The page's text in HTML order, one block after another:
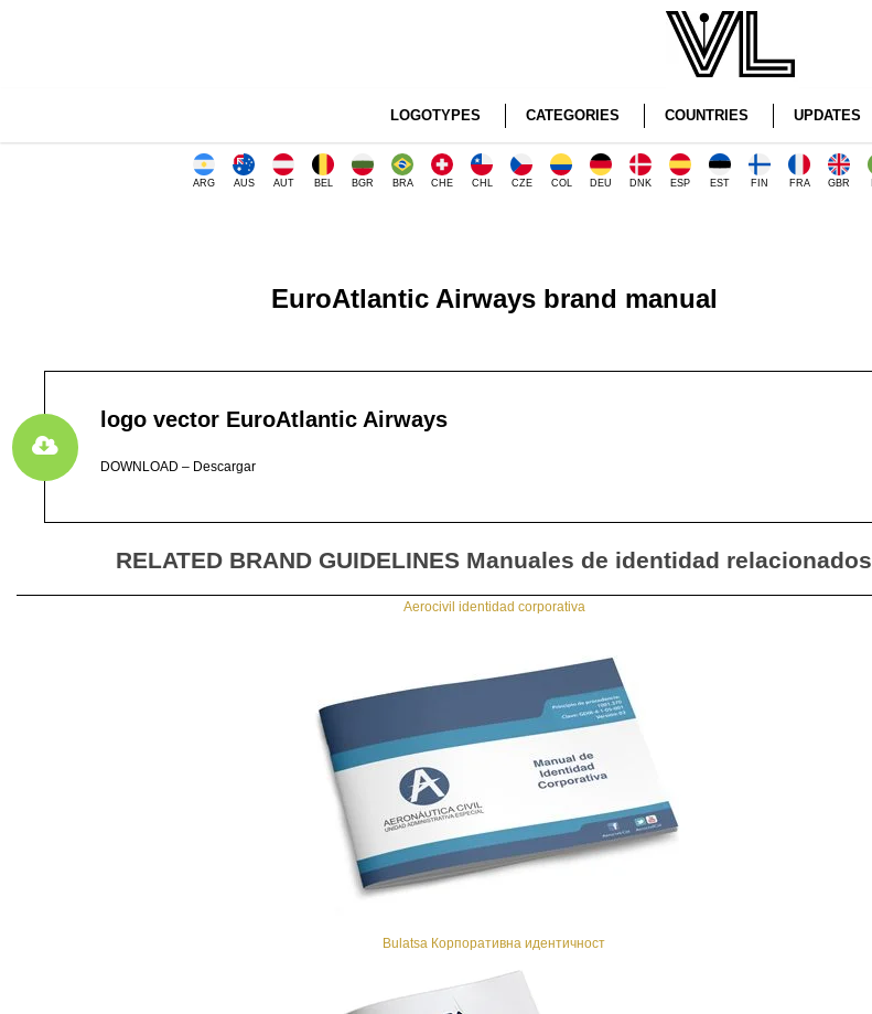
LOGOTYPES CATEGORIES COUNTRIES UPDATES
ARG AUS AUT BEL BGR BRA CHE CHL CZE COL DEU DNK ESP EST FIN FRA GBR
EuroAtlantic Airways brand manual
logo vector EuroAtlantic Airways
DOWNLOAD – Descargar
RELATED BRAND GUIDELINES Manuales de identidad relacionados
Aerocivil identidad corporativa
Bulatsa Корпоративна идентичност